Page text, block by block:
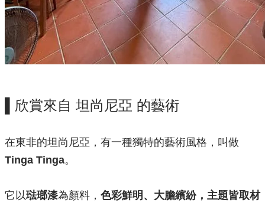
▌欣賞來自 坦尚尼亞 的藝術
在東非的坦尚尼亞，有一種獨特的藝術風格，叫做
Tinga Tinga。
它以琺瑯漆為顏料， 色彩鮮明、大膽繽紛，主題皆取材